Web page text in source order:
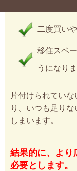
二度買い
移住スペ
うになりま
片付けられてい
り、いつも足り
しまいます。
結果的に、より
必要とします。